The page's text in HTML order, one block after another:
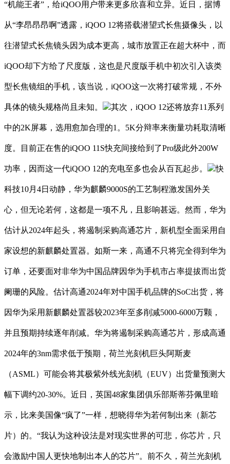
“机能王者”，给iQOO用户带来更多欣喜和立异。近日，据博
从“李昂昂昂啊”透露，iQOO 12将搭载潜望式长焦摄像头，以
往潜望式长焦镜头因为成本更高，城市放置正在超大杯中，而
iQOO却下方给了尺度版，这也是尺度版手机中初次引入该类
型长焦镜组的手机，该当说，iQOO这一次将打破常规，不外
具体的镜头规格尚且未知。 其次，iQOO 12还将放弃11系列
中的2K屏幕，选用愈加合理的1。5K分辩率来衡量功耗取清晰
度。目前正在售的iQOO 11S快充间接给到了Pro级此外200W
功率，因而这一代iQOO 12的充电至多也会从百瓦起步。 快
科技10月4日动静，华为麒麟9000S的工艺制程激发国外关
心，但无论若何，这都是一项不凡，且影响甚远。然而，华为
估计从2024年起头，将遏制采购高通芯片，新机型全面采用自
家设想的新麒麟处置器。如斯一来，高通不只将完全得到华为
订单，还要面对非华为中国品牌因华为手机市占率提拔而出货
阑珊的风险。估计高通2024年对中国手机品牌的SoC出货，将
因华为采用新麒麟处置器较2023年至多削减5000-6000万颗，
并且预期持续逐年削减。华为将遏制采购高通芯片，形成高通
2024年的3nm需求低于预期，荷兰光刻机巨头阿斯麦
（ASML）可能会将其极紫外线光刻机（EUV）出货量预测大
幅下调约20-30%。近日，英国48家集团俱乐部斯蒂芬佩里暗
示，比来美国像“疯了”一样，想晓得华为若何制出来（新芯
片）的。“我认为这种设法是对现实世界的可悲，你芯片，只
会激励中国人更快地制出本人的芯片”。前不久，荷兰光刻机